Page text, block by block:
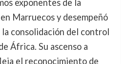
exponentes de la
Marruecos y desempeñó
la consolidación del control
África. Su ascenso a
el reconocimiento de